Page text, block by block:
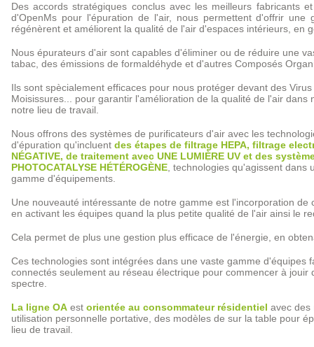
Des accords stratégiques conclus avec les meilleurs fabricants
d'OpenMs pour l'épuration de l'air, nous permettent d'offrir une
régénèrent et améliorent la qualité de l'air d'espaces intérieurs, en
Nous épurateurs d'air sont capables d'éliminer ou de réduire une
tabac, des émissions de formaldéhyde et d'autres Composés
Ils sont spècialement efficaces pour nous protéger devant des
Moisissures... pour garantir l'amélioration de la qualité de l'air
notre lieu de travail.
Nous offrons des systèmes de purificateurs d'air avec les
d'épuration qu'incluent des étapes de filtrage HEPA, filtrage
NÉGATIVE, de traitement avec UNE LUMIÈRE UV et des
PHOTOCATALYSE HÉTÉROGÈNE , technologies qu'agissent
gamme d'équipements.
Une nouveauté intéressante de notre gamme est l'incorporation
en activant les équipes quand la plus petite qualité de l'air ainsi le
Cela permet de plus une gestion plus efficace de l'énergie, en
Ces technologies sont intégrées dans une vaste gamme d'équipes
connectés seulement au réseau électrique pour commencer à
spectre.
La ligne OA est orientée au consommateur résidentiel avec des
utilisation personnelle portative, des modèles de sur la table pour
lieu de travail.